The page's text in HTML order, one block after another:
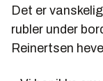
Det er
rubler under
Reinertsen